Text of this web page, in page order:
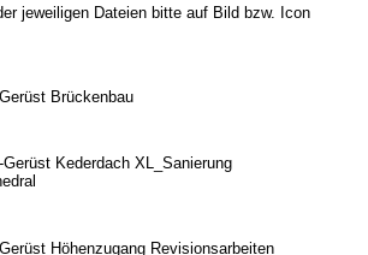
jeweiligen Dateien bitte auf Bild bzw. Icon
Brückenbau
Gerüst Kederdach XL_Sanierung
Höhenzugang Revisionsarbeiten